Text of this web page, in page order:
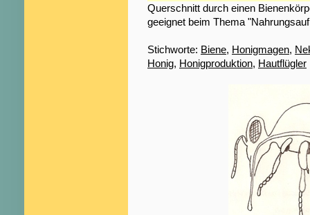
Querschnitt durch einen
geeignet beim Thema
Stichworte: Biene, Honigmagen,
Honig, Honigproduktion, Hautflügler